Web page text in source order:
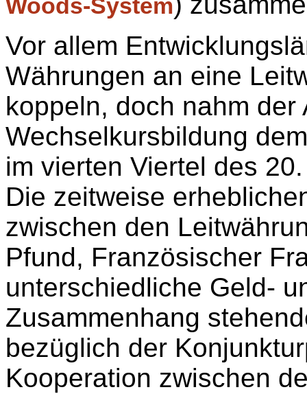
Woods-System
Vor allem
Währungen an eine
koppeln, doch nahm
Wechselkursbildung
im vierten Viertel des
Die zeitweise
zwischen den
Pfund, Französischer
unterschiedliche Geld-
Zusammenhang
bezüglich der
Kooperation zwischen